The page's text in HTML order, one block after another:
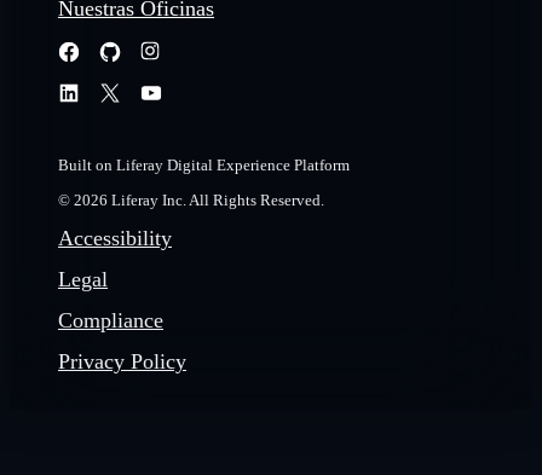
Nuestras Oficinas
Built on Liferay Digital Experience Platform
© 2026 Liferay Inc. All Rights Reserved.
Accessibility
Legal
Compliance
Privacy Policy